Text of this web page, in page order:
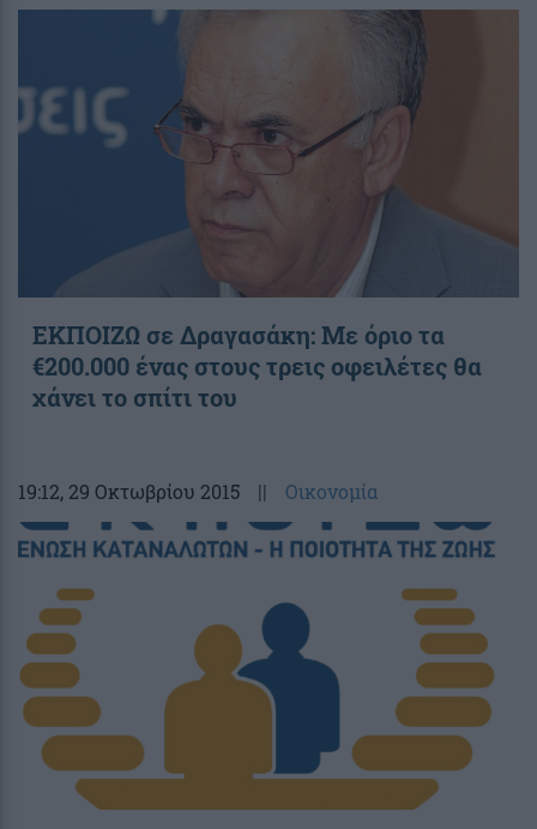
ΕΚΠΟΙΖΩ σε Δραγασάκη: Με όριο τα
€200.000 ένας στους τρεις οφειλέτες θα
χάνει το σπίτι του
19:12, 29 Οκτωβρίου 2015 || Οικονομία